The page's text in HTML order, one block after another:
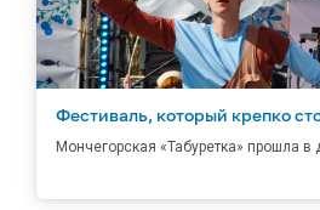
Фестиваль, который крепко
Мончегорская «Табуретка» прошла в